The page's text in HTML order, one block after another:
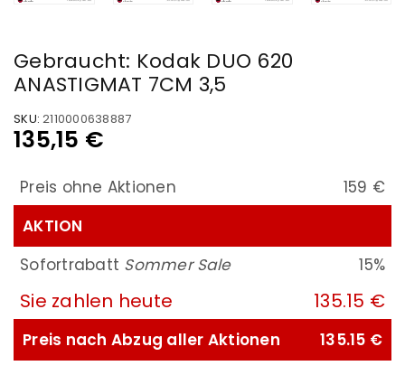
Gebraucht: Kodak DUO 620
ANASTIGMAT 7CM 3,5
SKU: 2110000638887
135,15 €
Preis ohne Aktionen
159 €
AKTION
Sofortrabatt Sommer Sale 15%
Sie zahlen heute 135.15 €
Preis nach Abzug aller Aktionen 135.15 €